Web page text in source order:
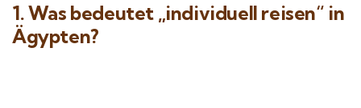
1. Was bedeutet „individuell reisen“ in
Ägypten?